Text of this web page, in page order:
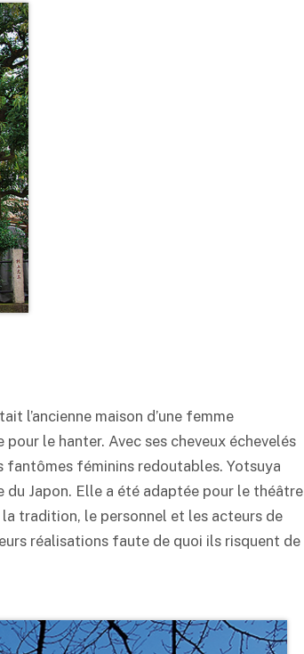
l’ancienne maison d’une femme
le hanter. Avec ses cheveux échevelés
féminins redoutables. Yotsuya
du Japon. Elle a été adaptée pour le théâtre
tradition, le personnel et les acteurs de
réalisations faute de quoi ils risquent de